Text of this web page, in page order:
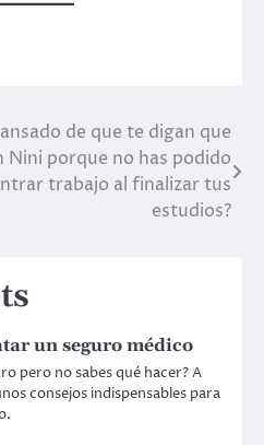
de que te digan que
Nini porque no has podido
trabajo al finalizar tus
estudios?
un seguro médico
pero no sabes qué hacer? A
consejos indispensables para